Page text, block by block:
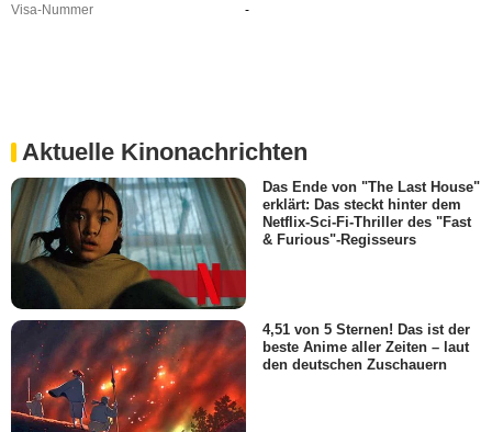
Visa-Nummer
-
Aktuelle Kinonachrichten
Das Ende von "The Last House"
erklärt: Das steckt hinter dem
Netflix-Sci-Fi-Thriller des "Fast
& Furious"-Regisseurs
4,51 von 5 Sternen! Das ist der
beste Anime aller Zeiten – laut
den deutschen Zuschauern